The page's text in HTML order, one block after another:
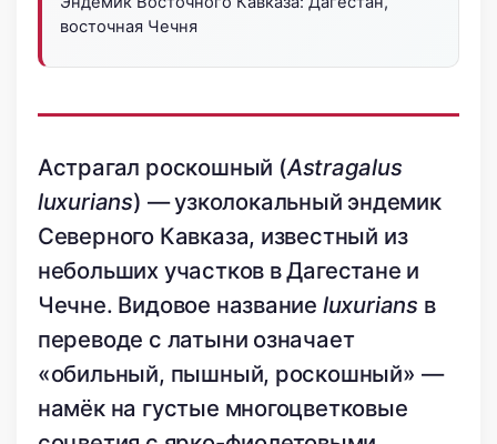
восточная Чечня
Астрагал роскошный (Astragalus
luxurians) — узколокальный эндемик
Северного Кавказа, известный из
небольших участков в Дагестане и
Чечне. Видовое название luxurians в
переводе с латыни означает
«обильный, пышный, роскошный» —
намёк на густые многоцветковые